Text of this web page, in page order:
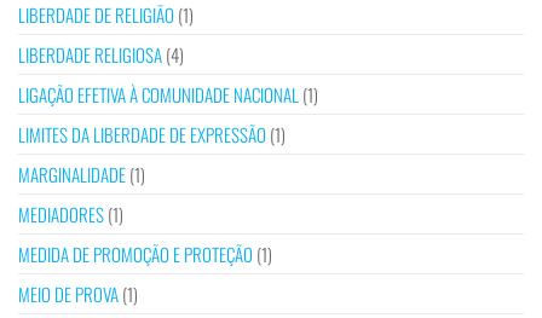
LIBERDADE DE RELIGIÃO (1)
LIBERDADE RELIGIOSA(4)
LIGAÇÃO EFETIVA À COMUNIDADE NACIONAL (1)
LIMITES DA LIBERDADE DE EXPRESSÃO (1)
MARGINALIDADE(1)
MEDIADORES(1)
MEDIDA DE PROMOÇÃO E PROTEÇÃO (1)
MEIO DE PROVA(1)